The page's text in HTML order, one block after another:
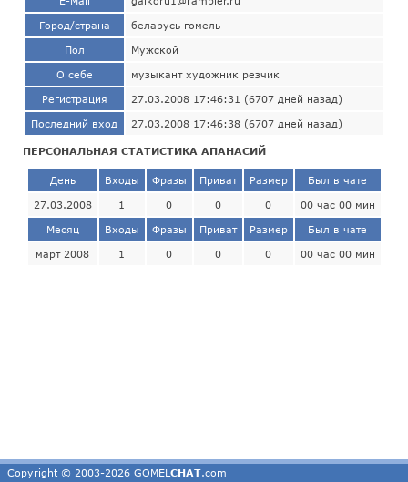
Город/страна беларусь гомель
Пол Мужской
О себе музыкант художник резчик
Регистрация 27.03.2008 17:46:31 (6707 дней назад)
Последний вход 27.03.2008 17:46:38 (6707 дней назад)
ПЕРСОНАЛЬНАЯ СТАТИСТИКА АПАНАСИЙ
День Входы Фразы Приват Размер Был в чате
27.03.2008 1 0 0 0 00 час 00 мин
Месяц Входы Фразы Приват Размер Был в чате
март 2008 1 0 0 0 00 час 00 мин
Copyright © 2003-2026 GOMEL CHAT.com